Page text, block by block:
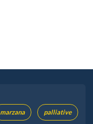
marzana palliative